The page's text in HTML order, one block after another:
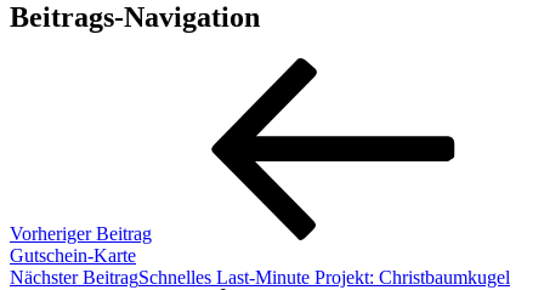
Beitrags-Navigation
Vorheriger Beitrag
Gutschein-Karte
Nächster BeitragSchnelles Last-Minute Projekt: Christbaumkugel